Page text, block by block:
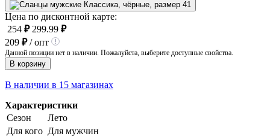
Цена по дисконтной карте:
254 ₽ 299.99 ₽
209 ₽/ опт
Данной позиции нет в наличии. Пожалуйста, выберите доступные свойства.
В корзину
В наличии в 15 магазинах
Характеристики
Сезон
Лето
Для кого Для мужчин